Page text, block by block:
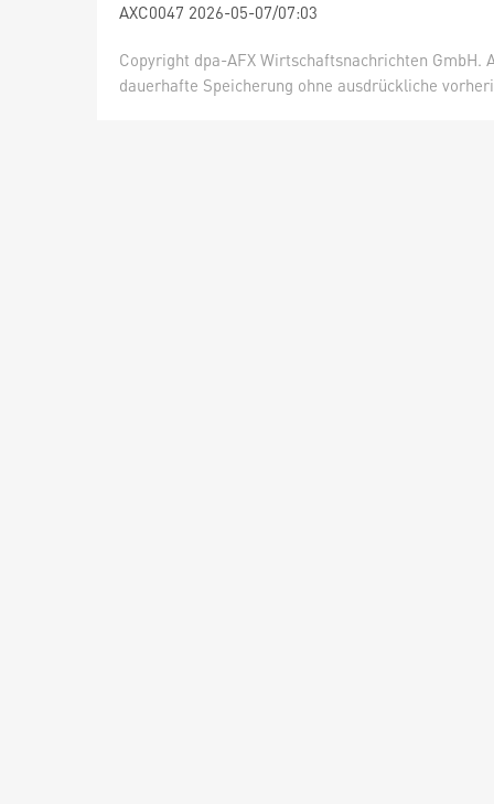
AXC0047 2026-05-07/07:03
Copyright dpa-AFX Wirtschaftsnachrichten
dauerhafte Speicherung ohne ausdrückliche